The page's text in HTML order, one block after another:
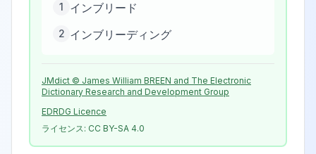
1 インブリード
2 インブリーディング
JMdict © James William BREEN and The Electronic
Dictionary Research and Development Group
EDRDG Licence
ライセンス: CC BY-SA 4.0